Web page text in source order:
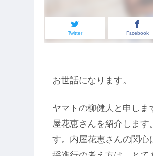
Twitter Facebook
お世話になります。
ヤマトの柳健人と申し
屋花恵さんを紹介します
す。内屋花恵さんの関心